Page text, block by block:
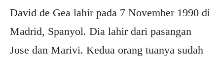
David de Gea lahir pada 7 November 1990 di
Madrid, Spanyol. Dia lahir dari pasangan
Jose dan Marivi. Kedua orang tuanya sudah